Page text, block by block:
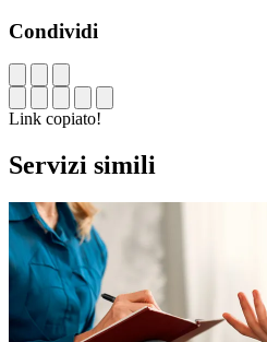
Condividi
Link copiato!
Servizi simili